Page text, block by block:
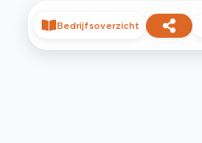
Bedrijfsoverzicht